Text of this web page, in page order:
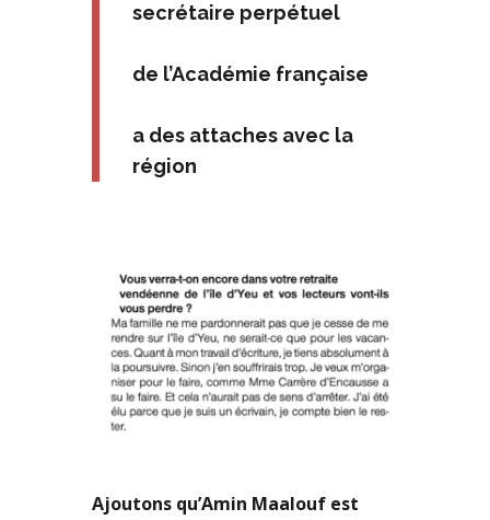
secrétaire perpétuel
de l’Académie française
a des attaches avec la
région
Ajoutons qu’Amin Maalouf est